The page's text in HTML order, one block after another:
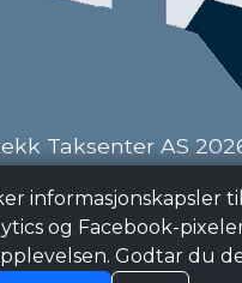
Taksenter AS
9 C, 2020
, Epost:
informasjonskapsler til
og Facebook-
Godtar du